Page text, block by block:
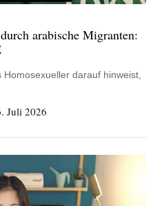
arabische Migranten:
Homosexueller darauf hinweist,
Juli 2026